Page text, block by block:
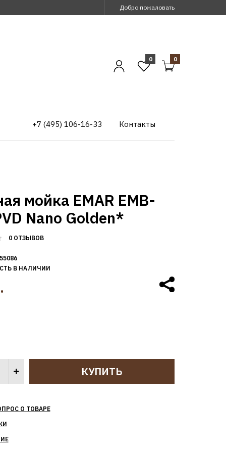
Добро пожаловать
0 0
+7 (495) 106-16-33 Контакты
мойка EMAR EMB-
Nano Golden*
0 ОТЗЫВОВ
В НАЛИЧИИ
О ТОВАРЕ